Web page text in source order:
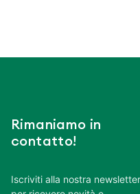
Rimaniamo in
contatto!
Iscriviti alla nostra newsletter